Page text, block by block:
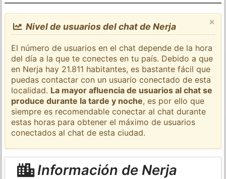
×
Nivel de usuarios del chat de Nerja
El número de usuarios en el chat depende de la hora
del día a la que te conectes en tu país. Debido a que
en Nerja hay 21.811 habitantes, es bastante fácil que
puedas contactar con un usuario conectado de esta
localidad. La mayor afluencia de usuarios al chat se
produce durante la tarde y noche, es por ello que
siempre es recomendable conectar al chat durante
estas horas para obtener el máximo de usuarios
conectados al chat de esta ciudad.
Información de Nerja